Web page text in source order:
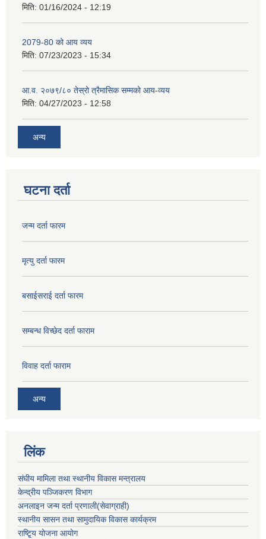
मिति: 01/16/2024 - 12:19
2079-80 को आय व्यय
मिति: 07/23/2023 - 15:34
आ.व. २०७९/८० तेस्रो त्रैमासिक सम्मको आय-व्यय
मिति: 04/27/2023 - 12:58
अन्य
घटना दर्ता
जन्म दर्ता फारम
मृत्यु दर्ता फारम
बसाईसराई दर्ता फारम
सम्बन्ध विच्छेद दर्ता फाराम
विवाह दर्ता फाराम
अन्य
लिंक
संघीय मामिला तथा स्थानीय विकास मन्त्रालय
केन्द्रीय पञ्जिकरण विभाग
अनलाइन जन्म दर्ता प्रणाली(सेवाग्राही)
स्थानीय सासन तथा सामुदायिक विकास कार्यक्रम
राष्टि्ृय योजना आयोग